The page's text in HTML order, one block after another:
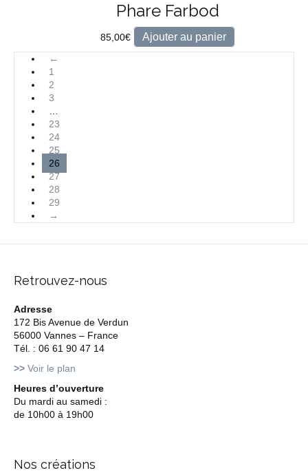
Phare Farbod
85,00€ Ajouter au panier
←
1
2
3
23
24
25
26
27
28
29
→
Retrouvez-nous
Adresse
172 Bis Avenue de Verdun
56000 Vannes – France
Tél. : 06 61 90 47 14
>> Voir le plan
Heures d’ouverture
Du mardi au samedi :
de 10h00 à 19h00
Nos créations